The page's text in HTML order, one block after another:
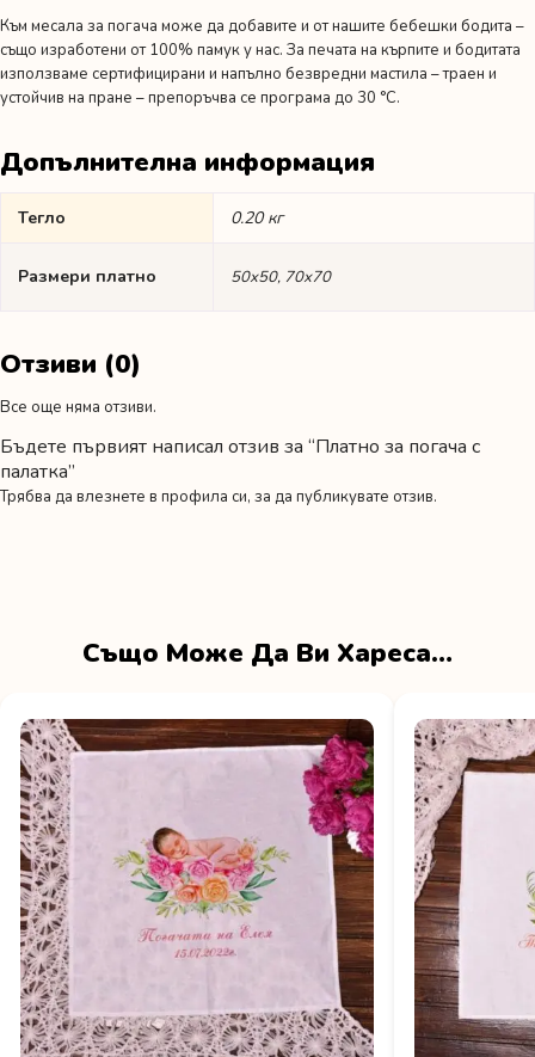
Към месала за погача може да добавите и от нашите бебешки бодита –
също изработени от 100% памук у нас. За печата на кърпите и бодитата
използваме сертифицирани и напълно безвредни мастила – траен и
устойчив на пране – препоръчва се програма до 30 °C.
Допълнителна информация
Тегло 0.20 кг
Размери платно 50х50, 70х70
Отзиви (0)
Все още няма отзиви.
Бъдете първият написал отзив за “Платно за погача с
палатка”
Трябва да влезнете в профила си, за да публикувате отзив.
Също Може Да Ви Хареса…